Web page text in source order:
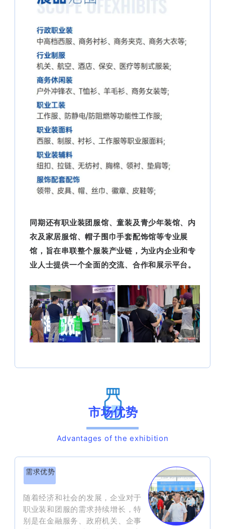
同期还有职业装团服馆、童装及青少年装馆、内
衣及家居服馆、帽子围巾手套配饰馆等专业展
馆，旨在串联整个服装产业链，为业内企业和专
业人士提供一个全面的交流、合作和展示平台。
市场优势
Advantages of the exhibition
需求优势
随着经济和社会的发展，企业对于
职业装和团服的需求持续增长，特
别是在金融服务、政府机关、企事